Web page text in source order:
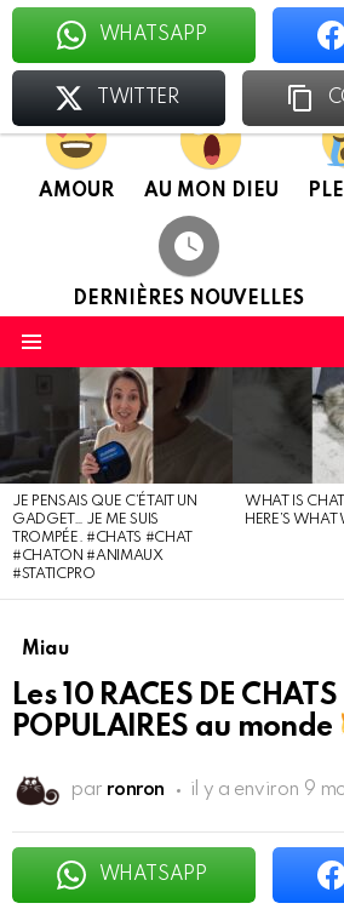
Le foyer des
AMOUR AU MON DIEU
DERNIÈRES NOUVELLES
DERNIÈRES
NOUVELLES
JE PENSAIS QUE C’ÉTAIT UN
GADGET… JE ME SUIS
TROMPÉE. #CHATS #CHAT
#CHATON #ANIMAUX
#STATICPRO
WHAT IS
HERE’S
Miau
Les 10 RACES DE
POPULAIRES au monde
par ronron il y a environ 9
WHATSAPP
WHATSAPP
TWITTER